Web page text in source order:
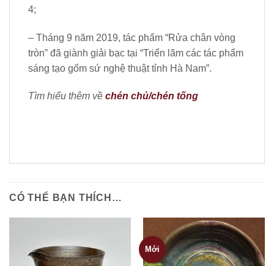
4;
– Tháng 9 năm 2019, tác phẩm “Rửa chân vòng
tròn” đã giành giải bạc tại “Triển lãm các tác phẩm
sáng tạo gốm sứ nghệ thuật tỉnh Hà Nam”.
Tìm hiểu thêm về chén chủ/chén tống
CÓ THỂ BẠN THÍCH…
Mới